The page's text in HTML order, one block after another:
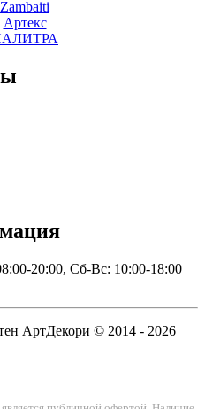
Zambaiti
Артекс
20:00, Сб-Вс: 10:00-18:00
АртДекори © 2014 - 2026